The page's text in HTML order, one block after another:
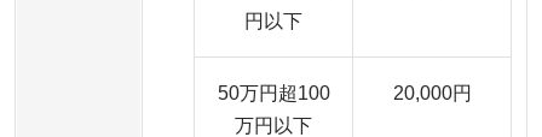
円以下
50万円超100
万円以下
20,000円